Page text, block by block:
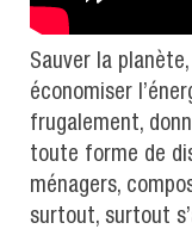
Sauver la
économiser
frugalement,
toute forme de
ménagers,
surtout, surtout